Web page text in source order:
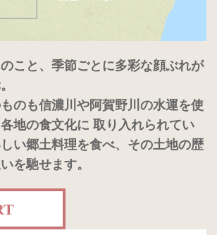
こと、季節ごとに多彩な顔ぶれが
のも信濃川や阿賀野川の水運を使
地の食文化に 取り入れられてい
い郷土料理を食べ、その土地の歴
を馳せます。